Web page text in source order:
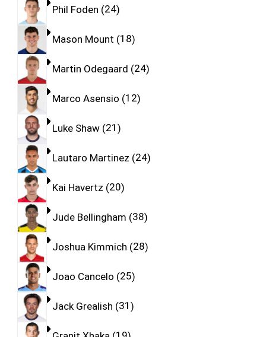
Phil Foden 24
Mason Mount 18
Martin Odegaard 24
Marco Asensio 12
Luke Shaw 21
Lautaro Martinez 24
Kai Havertz 20
Jude Bellingham 38
Joshua Kimmich 28
Joao Cancelo 25
Jack Grealish 31